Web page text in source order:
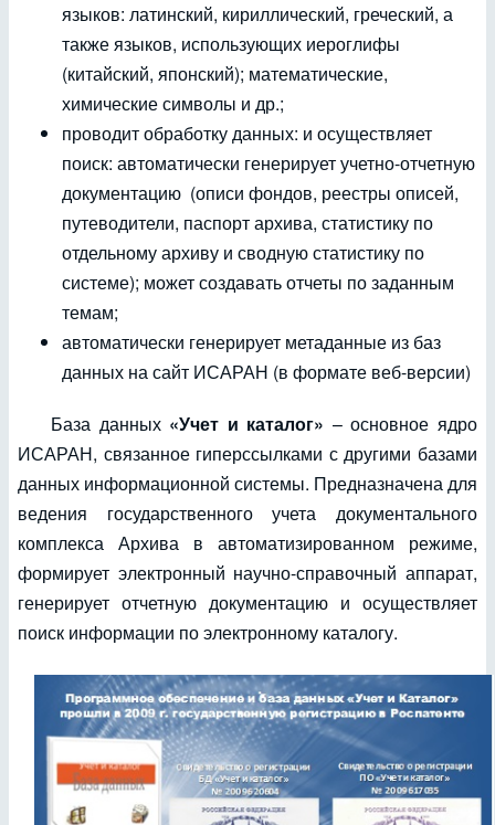
языков: латинский, кириллический, греческий, а
также языков, использующих иероглифы
(китайский, японский); математические,
химические символы и др.;
проводит обработку данных: и осуществляет
поиск: автоматически генерирует учетно-отчетную
документацию (описи фондов, реестры описей,
путеводители, паспорт архива, статистику по
отдельному архиву и сводную статистику по
системе); может создавать отчеты по заданным
темам;
автоматически генерирует метаданные из баз
данных на сайт ИСАРАН (в формате веб-версии)
База данных«Учет и каталог» – основное ядро
ИСАРАН, связанное гиперссылками с другими базами
данных информационной системы. Предназначена для
ведения государственного учета документального
комплекса Архива в автоматизированном режиме,
формирует электронный научно-справочный аппарат,
генерирует отчетную документацию и осуществляет
поиск информации по электронному каталогу.